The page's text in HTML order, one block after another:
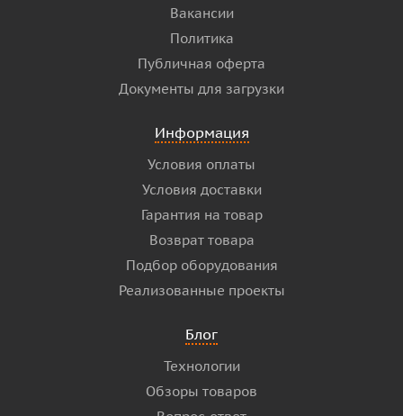
Вакансии
Политика
Публичная оферта
Документы для загрузки
Информация
Условия оплаты
Условия доставки
Гарантия на товар
Возврат товара
Подбор оборудования
Реализованные проекты
Блог
Технологии
Обзоры товаров